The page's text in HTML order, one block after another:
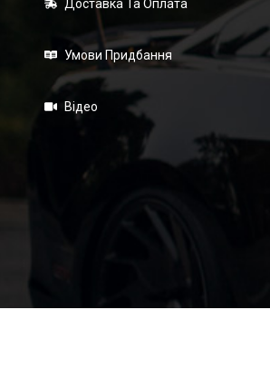
Доставка Та Оплата
Умови Придбання
Відео